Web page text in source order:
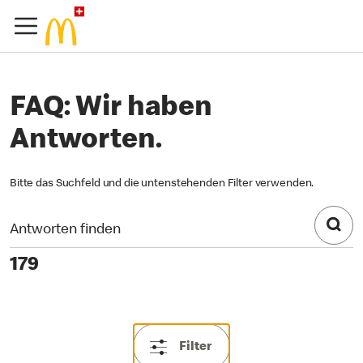
FAQ: Wir haben
Antworten.
Bitte das Suchfeld und die untenstehenden Filter verwenden.
179
Filter